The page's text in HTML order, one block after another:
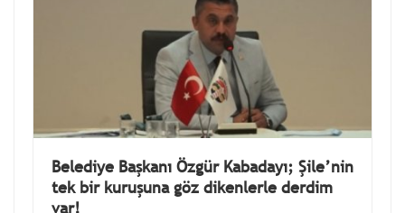
Belediye Başkanı Özgür Kabadayı; Şile’nin
tek bir kuruşuna göz dikenlerle derdim
var!